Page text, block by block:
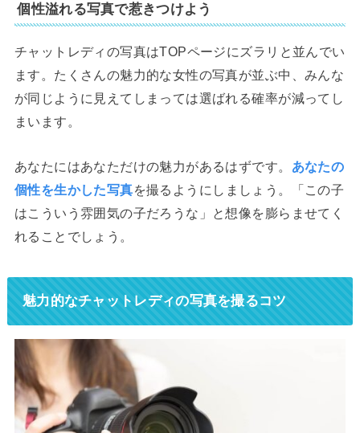
個性溢れる写真で惹きつけよう
チャットレディの写真はTOPページにズラリと並んでい
ます。たくさんの魅力的な女性の写真が並ぶ中、みんな
が同じように見えてしまっては選ばれる確率が減ってし
まいます。
あなたにはあなただけの魅力があるはずです。 あなたの
個性を生かした写真を撮るようにしましょう。「この子
はこういう雰囲気の子だろうな」と想像を膨らませてく
れることでしょう。
魅力的なチャットレディの写真を撮るコツ